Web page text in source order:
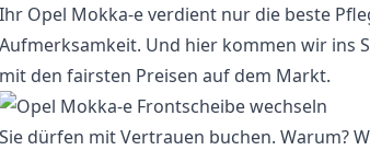
Ihr Opel Mokka-e verdient nur die beste
Aufmerksamkeit. Und hier kommen wir ins
mit den fairsten Preisen auf dem Markt.
Sie dürfen mit Vertrauen buchen. Warum?